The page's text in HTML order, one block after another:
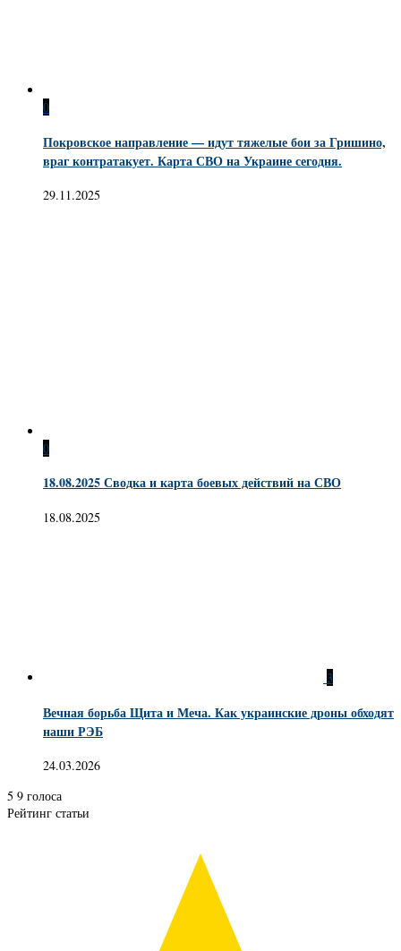
0
Покровское направление — идут тяжелые бои за Гришино,
враг контратакует. Карта СВО на Украине сегодня.
29.11.2025
0
18.08.2025 Сводка и карта боевых действий на СВО
18.08.2025
3
Вечная борьба Щита и Меча. Как украинские дроны обходят
наши РЭБ
24.03.2026
5 9 голоса
Рейтинг статьи